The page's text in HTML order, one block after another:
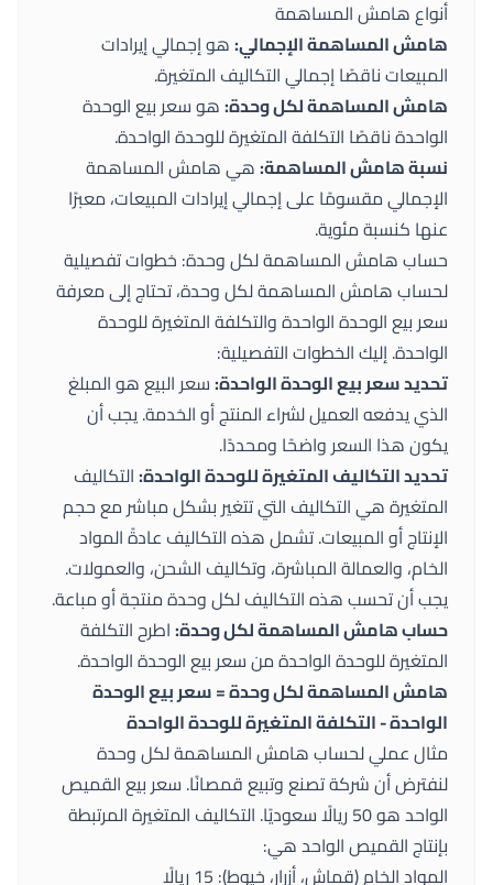
أنواع هامش المساهمة
هامش المساهمة الإجمالي:هو إجمالي إيرادات
المبيعات ناقصًا إجمالي التكاليف المتغيرة.
هامش المساهمة لكل وحدة:هو سعر بيع الوحدة
الواحدة ناقصًا التكلفة المتغيرة للوحدة الواحدة.
نسبة هامش المساهمة:هي هامش المساهمة
الإجمالي مقسومًا على إجمالي إيرادات المبيعات، معبرًا
عنها كنسبة مئوية.
حساب هامش المساهمة لكل وحدة: خطوات تفصيلية
لحساب هامش المساهمة لكل وحدة، تحتاج إلى معرفة
سعر بيع الوحدة الواحدة والتكلفة المتغيرة للوحدة
الواحدة. إليك الخطوات التفصيلية:
تحديد سعر بيع الوحدة الواحدة:سعر البيع هو المبلغ
الذي يدفعه العميل لشراء المنتج أو الخدمة. يجب أن
يكون هذا السعر واضحًا ومحددًا.
تحديد التكاليف المتغيرة للوحدة الواحدة:التكاليف
المتغيرة هي التكاليف التي تتغير بشكل مباشر مع حجم
الإنتاج أو المبيعات. تشمل هذه التكاليف عادةً المواد
الخام، والعمالة المباشرة، وتكاليف الشحن، والعمولات.
يجب أن تحسب هذه التكاليف لكل وحدة منتجة أو مباعة.
حساب هامش المساهمة لكل وحدة:اطرح التكلفة
المتغيرة للوحدة الواحدة من سعر بيع الوحدة الواحدة.
هامش المساهمة لكل وحدة = سعر بيع الوحدة
الواحدة - التكلفة المتغيرة للوحدة الواحدة
مثال عملي لحساب هامش المساهمة لكل وحدة
لنفترض أن شركة تصنع وتبيع قمصانًا. سعر بيع القميص
الواحد هو 50 ريالًا سعوديًا. التكاليف المتغيرة المرتبطة
بإنتاج القميص الواحد هي:
المواد الخام (قماش، أزرار، خيوط): 15 ريالًا